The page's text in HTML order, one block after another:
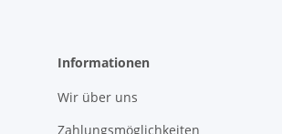
Informationen
Wir über uns
Zahlungsmöglichkeiten